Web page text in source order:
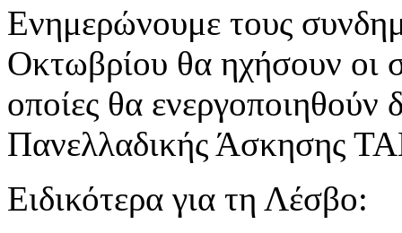
Ενημερώνουμε τους
Οκτωβρίου θα ηχήσουν οι
οποίες θα ενεργοποιηθούν
Πανελλαδικής
Ειδικότερα για τη Λέσβο: